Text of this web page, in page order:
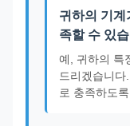
귀하의 기계
족할 수 있
예, 귀하의 특
드리겠습니
로 충족하도